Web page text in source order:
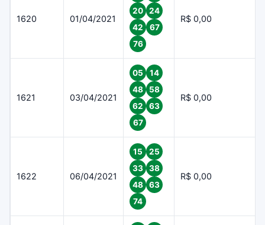
1620 01/04/2021
20
24
42
67
76
R$ 0,00
1621 03/04/2021
05
14
48
58
62
63
67
R$ 0,00
1622 06/04/2021
15
25
33
38
48
63
74
R$ 0,00